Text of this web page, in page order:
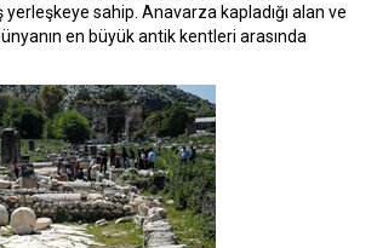
sahip. Anavarza kapladığı alan ve
en büyük antik kentleri arasında